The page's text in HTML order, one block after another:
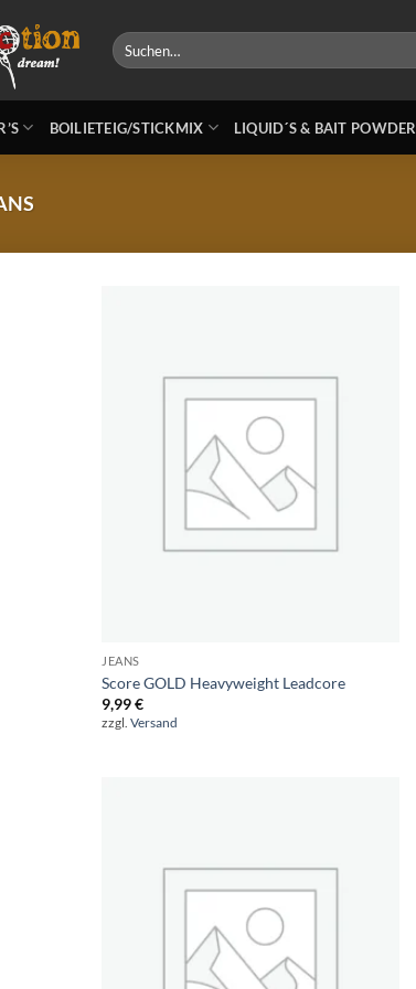
Suchen
nach:
BOILIETEIG/STICKMIX LIQUID´S & BAIT POWDER
JEANS
Score GOLD Heavyweight Leadcore
9,99€
zzgl.Versand